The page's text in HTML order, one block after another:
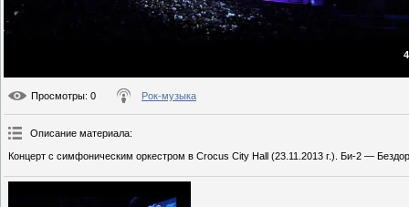
Просмотры: 0 Рок-музыка
Описание материала:
Концерт с симфоническим оркестром в Crocus City Hall (23.11.2013 г.). Би-2 —